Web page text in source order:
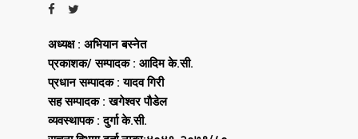
अध्यक्ष : अभियान बस्नेत
प्रकाशक/ सम्पादक : आदिम के.सी.
प्रधान सम्पादक : यादव गिरी
सह सम्पादक : खगेश्वर पौडेल
व्यवस्थापक : दुर्गा के.सी.